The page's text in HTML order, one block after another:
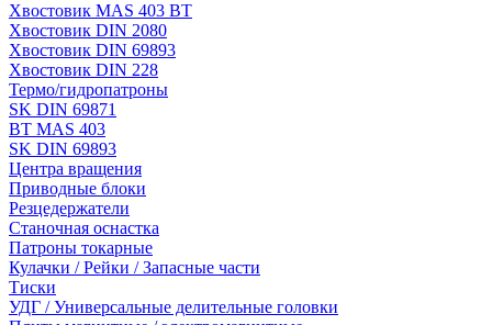
Хвостовик MAS 403 BT
Хвостовик DIN 2080
Хвостовик DIN 69893
Хвостовик DIN 228
Термо/гидропатроны
SK DIN 69871
BT MAS 403
SK DIN 69893
Центра вращения
Приводные блоки
Резцедержатели
Станочная оснастка
Патроны токарные
Кулачки / Рейки / Запасные части
Тиски
УДГ / Универсальные делительные головки